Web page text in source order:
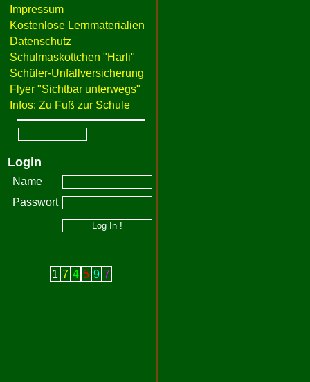
Impressum
Kostenlose Lernmaterialien
Datenschutz
Schulmaskottchen "Harli"
Schüler-Unfallversicherung
Flyer "Sichtbar unterwegs"
Infos: Zu Fuß zur Schule
Login
Name
Passwort
1 7 4 5 9 7